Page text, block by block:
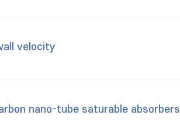
velocity
nano-tube saturable absorbers